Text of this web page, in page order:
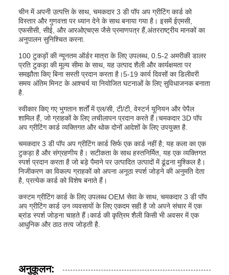
चीन में अपनी उत्पत्ति के साथ, चमकदार 3 डी पॉप अप ग्रीटिंग कार्ड को
विस्तार और गुणवत्ता पर ध्यान देने के साथ बनाया गया है। इसमें ईएमसी,
एफसीसी, सीई, और आरओएचएस जैसे प्रमाणपत्र हैं,अंतरराष्ट्रीय मानकों का
अनुपालन सुनिश्चित करना.
100 टुकड़ों की न्यूनतम ऑर्डर मात्रा के लिए उपलब्ध, 0.5-2 अमरीकी डालर
प्रति टुकड़ा की मूल्य सीमा के साथ, यह उत्पाद शैली और कार्यक्षमता पर
समझौता किए बिना सस्ती प्रदान करता है।5-19 कार्य दिवसों का डिलीवरी
समय अंतिम मिनट के आश्चर्य या नियोजित घटनाओं के लिए सुविधाजनक बनाता
है.
स्वीकार किए गए भुगतान शर्तों में एल/सी, टी/टी, वेस्टर्न यूनियन और पेपैल
शामिल हैं, जो ग्राहकों के लिए लचीलापन प्रदान करते हैं।चमकदार 3D पॉप
अप ग्रीटिंग कार्ड व्यक्तिगत और थोक दोनों आदेशों के लिए उपयुक्त है.
चमकदार 3 डी पॉप अप ग्रीटिंग कार्ड सिर्फ एक कार्ड नहीं है; यह कला का एक
टुकड़ा है और संग्रहणीय है। सटीकता के साथ हस्तनिर्मित, यह एक व्यक्तिगत
स्पर्श प्रदान करता है जो बड़े पैमाने पर उत्पादित उत्पादों में ढूंढना मुश्किल है।
निजीकरण का विकल्प ग्राहकों को अपना अनूठा स्पर्श जोड़ने की अनुमति देता
है, प्रत्येक कार्ड को विशेष बनाते हैं।
कस्टम ग्रीटिंग कार्ड के लिए उपलब्ध OEM सेवा के साथ, चमकदार 3 डी पॉप
अप ग्रीटिंग कार्ड उन व्यवसायों के लिए एकदम सही है जो अपने संचार में एक
ब्रांड स्पर्श जोड़ना चाहते हैं।कार्ड की कृत्रिम शैली किसी भी अवसर में एक
आधुनिक और ठाठ तत्व जोड़ती है.
अनुकूलन: